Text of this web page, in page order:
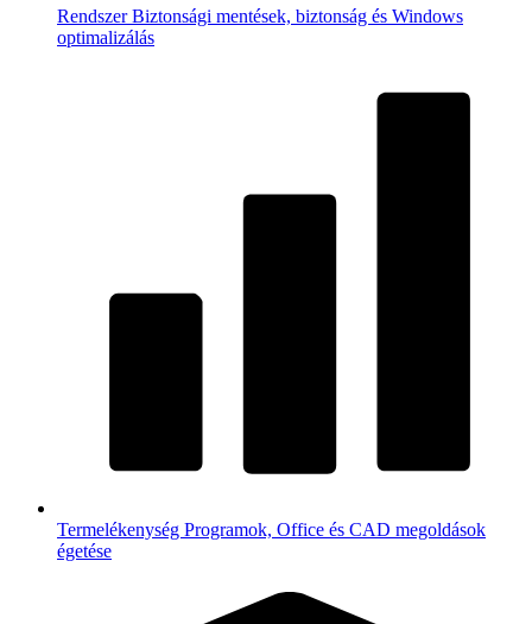
RendszerBiztonsági mentések, biztonság és Windows
optimalizálás
Termelékenység Programok, Office és CAD megoldások
égetése